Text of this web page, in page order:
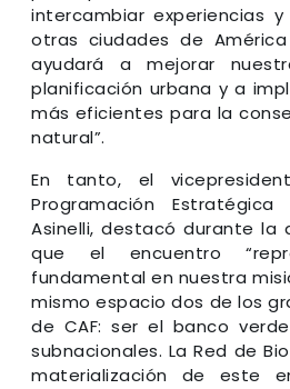
intercambiar experiencias
otras ciudades de
ayudará a mejorar
planificación urbana y a
más eficientes para la
natural”.
En tanto, el
Programación
Asinelli, destacó durante la
que el encuentro
fundamental en nuestra
mismo espacio dos de los
de CAF: ser el banco
subnacionales. La Red de
materialización de este